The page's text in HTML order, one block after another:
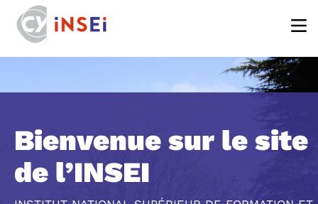
Bienvenue sur le site
de l’INSEI